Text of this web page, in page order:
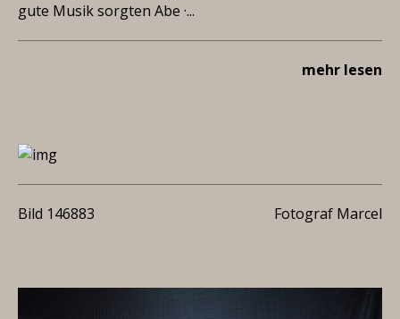
gute Musik sorgten Abe ·...
mehr lesen
Bild 146883 Fotograf Marcel